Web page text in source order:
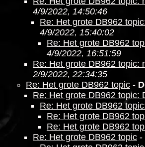
4/9/2022, 14:50:46
Re: Het grote DB962
4/9/2022, 15:40:02
Re: Het grote DB962
4/9/2022, 16:51:59
Re: Het grote DB962 topic:
2/9/2022, 22:34:35
Re: Het grote DB962 topic -
Re: Het grote DB962 topic:
Re: Het grote DB962
Re: Het grote DB962
Re: Het grote DB962
Re: Het grote DB962 topic -